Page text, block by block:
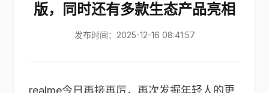
版，同时还有多款生态产品亮相
发布时间：2025-12-16 08:41:57
realme今日再接再厉，再次发掘年轻人的更